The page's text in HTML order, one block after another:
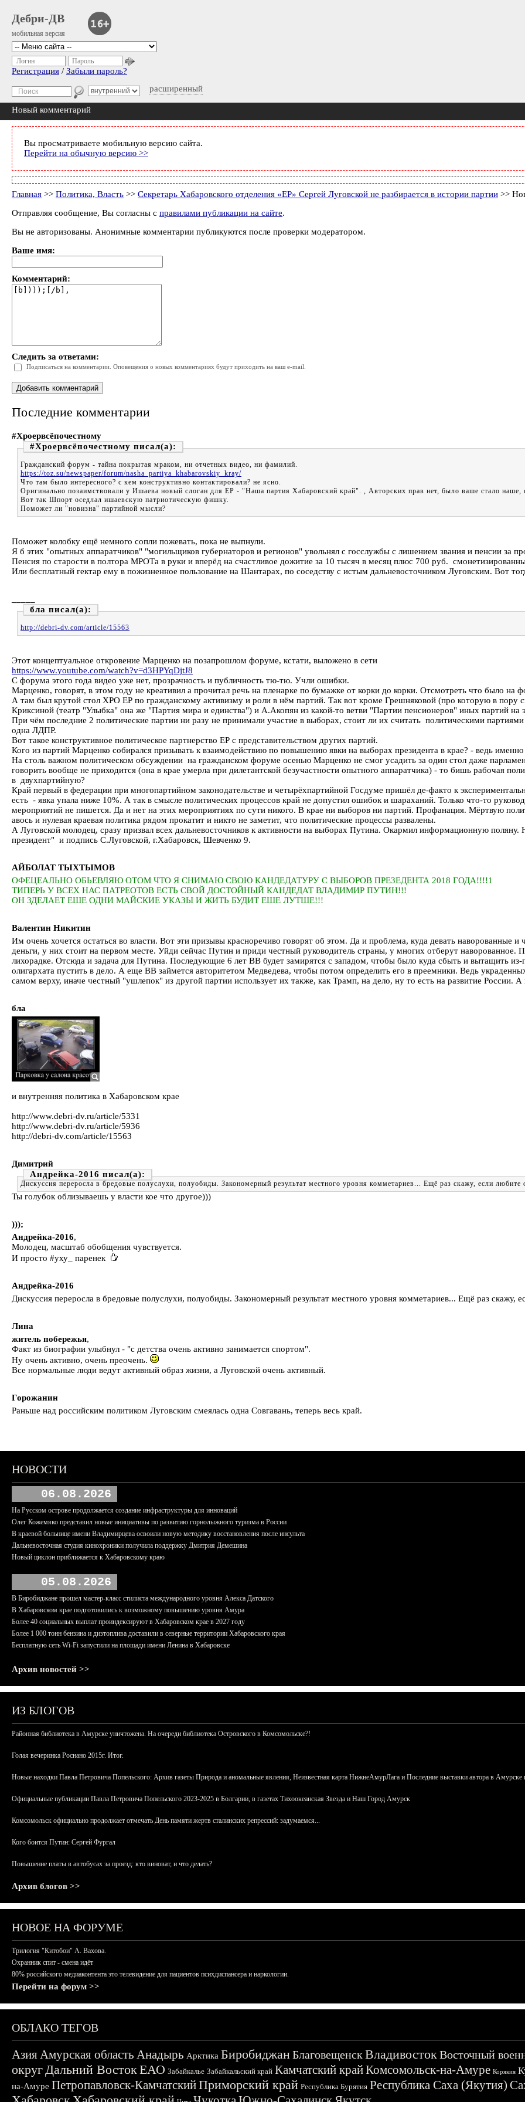
Дебри-ДВ
мобильная версия
расширенный
Логин Пароль
Регистрация / Забыли пароль?
Новый комментарий
Вы просматриваете мобильную версию сайта.
Перейти на обычную версию >>
Главная >> Политика, Власть >> Секретарь Хабаровского отделения «ЕР» Сергей Луговской не разбирается в истории партии >>
Отправляя сообщение, Вы согласны с правилами публикации на сайте.
Вы не авторизованы. Анонимные комментарии публикуются после проверки модератором.
Ваше имя:
Комментарий:
Следить за ответами:
Подписаться на комментарии. Оповещения о новых комментариях будут приходить на ваш e-mail.
Последние комментарии
#Хроервсёпочестному
#Хроервсёпочестному
Гражданский форум - тайна покрытая мраком, ни отчетных видео, ни фамилий.
https://toz.su/newspaper/forum/nasha_partiya_khabarovskiy_kray/
Что там было интересного? с кем конструктивно контактировали? не ясно.
Оригинально позаимствовали у Ишаева новый слоган для ЕР - "Наша партия Хабаровский край". , Авторских прав нет, было ваше стало наше,
Вот так Шпорт оседлал ишаевскую патриотическую фишку.
Поможет ли "новизна" партийной мысли?
Поможет колобку ещё немного сопли пожевать, пока не выпнули.
Я б этих "опытных аппаратчиков" "могильщиков губернаторов и регионов" увольнял с госслужбы с лишением звания и пенсии за
Пенсия по старости в полтора МРОТа в руки и вперёд на счастливое дожитие за 10 тысяч в месяц плюс 700 руб.
Или бесплатный гектар ему в пожизненное пользование на Шантарах, по соседству с истым дальневосточником Луговским. Вот
бла
http://debri-dv.com/article/15563
Этот концептуальное откровение Марценко на позапрошлом форуме, кстати, выложено в сети
https://www.youtube.com/watch?v=d3HPYqDjtJ8
С форума этого года видео уже нет, прозрачность и публичность тю-тю. Учли ошибки.
Марценко, говорят, в этом году не креативил а прочитал речь на пленарке по бумажке от корки до корки. Отсмотреть что было на
А там был крутой стол ХРО ЕР по гражданскому активизму и роли в нём партий. Так вот кроме Грешняковой (про которую в
Криксиной (театр "Улыбка" она же "Партия мира и единства") и А.Акопян из какой-то ветви "Партии пенсионеров" иных партий на
При чём последние 2 политические партии ни разу не принимали участие в выборах, стоит ли их считать политическими
одна ЛДПР.
Вот такое конструктивное политическое партнерство ЕР с представительством других партий.
Кого из партий Марценко собирался призывать к взаимодействию по повышению явки на выборах президента в крае? - ведь
На столь важном политическом обсуждении на гражданском форуме осенью Марценко не смог усадить за один стол даже
говорить вообще не приходится (она в крае умерла при дилетантской безучастности опытного аппаратчика) - то бишь рабочая
в двухпартийную?
Край первый в федерации при многопартийном законодательстве и четырёхпартийной Госдуме пришёл де-факто к
есть - явка упала ниже 10%. А так в смысле политических процессов край не допустил ошибок и шараханий. Только что-то
мероприятий не пишется. Да и нет на этих мероприятиях по сути никого. В крае ни выборов ни партий. Профанация. Мёртвую
авось и нулевая краевая политика рядом прокатит и никто не заметит, что политические процессы развалены.
А Луговской молодец, сразу призвал всех дальневосточников к активности на выборах Путина. Окармил информационную
президент" и подпись С.Луговской, г.Хабаровск, Шевченко 9.
АЙБОЛАТ ТЫХТЫМОВ
ОФЕЦЕАЛЬНО ОБЬЕВЛЯЮ ОТОМ ЧТО Я СНИМАЮ СВОЮ КАНДЕДАТУРУ С ВЫБОРОВ ПРЕЗЕДЕНТА 2018 ГОДА!!!!1
ТИПЕРЬ У ВСЕХ НАС ПАТРЕОТОВ ЕСТЬ СВОЙ ДОСТОЙНЫЙ КАНДЕДАТ ВЛАДИМИР ПУТИН!!!
ОН ЗДЕЛАЕТ ЕШЕ ОДНИ МАЙСКИЕ УКАЗЫ И ЖИТЬ БУДИТ ЕШЕ ЛУТШЕ!!!
Валентин Никитин
Им очень хочется остаться во власти. Вот эти призывы красноречиво говорят об этом. Да и проблема, куда девать наворованные
деньги, у них стоит на первом месте. Уйди сейчас Путин и приди честный руководитель страны, у многих отберут наворованное.
лихорадке. Отсюда и задача для Путина. Последующие 6 лет ВВ будет замирятся с западом, чтобы было куда сбыть и вытащить
олигархата пустить в дело. А еще ВВ займется авторитетом Медведева, чтобы потом определить его в преемники. Ведь
самом верху, иначе честный "ушлепок" из другой партии использует их также, как Трамп, на дело, ну то есть на развитие России. А
бла
и внутренняя политика в Хабаровском крае
http://www.debri-dv.ru/article/5331
http://www.debri-dv.ru/article/5936
http://debri-dv.com/article/15563
Димитрий
Андрейка-2016
Дискуссия переросла в бредовые полуслухи, полуобиды. Закономерный результат местного уровня комметариев... Ещё раз скажу, если любите
Ты голубок облизываешь у власти кое что другое)))
)));
Андрейка-2016,
Молодец, масштаб обобщения чувствуется.
И просто #уху_ паренек
Андрейка-2016
Дискуссия переросла в бредовые полуслухи, полуобиды. Закономерный результат местного уровня комметариев... Ещё раз скажу,
Лина
житель побережья,
Факт из биографии улыбнул - "с детства очень активно занимается спортом".
Ну очень активно, очень преочень.
Все нормальные люди ведут активный образ жизни, а Луговской очень активный.
Горожанин
Раньше над российским политиком Луговским смеялась одна Совгавань, теперь весь край.
НОВОСТИ
06.08.2026
На Русском острове продолжается создание инфраструктуры для инноваций
Олег Кожемяко представил новые инициативы по развитию горнолыжного туризма в России
В краевой больнице имени Владимирцева освоили новую методику восстановления после инсульта
Дальневосточная студия кинохроники получила поддержку Дмитрия Демешина
Новый циклон приближается к Хабаровскому краю
05.08.2026
В Биробиджане прошел мастер-класс стилиста международного уровня Алекса Датского
В Хабаровском крае подготовились к возможному повышению уровня Амура
Более 40 социальных выплат проиндексируют в Хабаровском крае в 2027 году
Более 1 000 тонн бензина и дизтоплива доставили в северные территории Хабаровского края
Бесплатную сеть Wi-Fi запустили на площади имени Ленина в Хабаровске
Архив новостей >>
ИЗ БЛОГОВ
Районная библиотека в Амурске уничтожена. На очереди библиотека Островского в Комсомольске?!
Голая вечеринка Роснано 2015г. Итог.
Новые находки Павла Петровича Попельского: Архив газеты Природа и аномальные явления, Неизвестная карта НижнеАмурЛага и Последние выставки автора в Амурске
Официальные публикации Павла Петровича Попельского 2023-2025 в Болгарии, в газетах Тихоокеанская Звезда и Наш Город Амурск
Комсомольск официально продолжает отмечать День памяти жертв сталинских репрессий: задумаемся...
Кого боится Путин: Сергей Фургал
Повышение платы в автобусах за проезд: кто виноват, и что делать?
Архив блогов >>
НОВОЕ НА ФОРУМЕ
Трилогия "Китобои" А. Вахова.
Охранник спит - смена идёт
80% российского медиаконтента это телевидение для пациентов психдиспансера и наркологии.
Перейти на форум >>
ОБЛАКО ТЕГОВ
АзияАмурская область Анадырь Арктика БиробиджанБлаговещенскВладивостокВосточный
округДальний ВостокЕАО Забайкалье Забайкальский край Камчатский крайКомсомольск-на-Амуре Корякия
на-Амуре Петропавловск-КамчатскийПриморский край Республика Бурятия Республика Саха (Якутия)